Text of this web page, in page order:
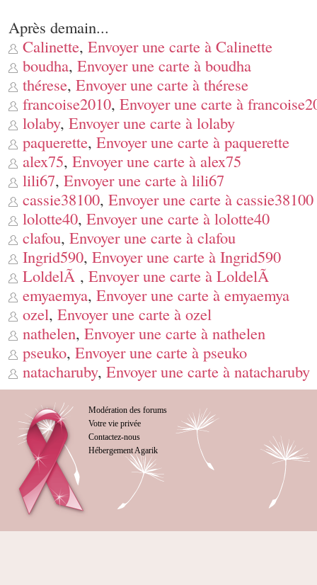
Après demain...
Calinette, Envoyer une carte à Calinette
boudha, Envoyer une carte à boudha
thérese, Envoyer une carte à thérese
francoise2010, Envoyer une carte à
lolaby, Envoyer une carte à lolaby
paquerette, Envoyer une carte à paquerette
alex75, Envoyer une carte à alex75
lili67, Envoyer une carte à lili67
cassie38100, Envoyer une carte à cassie38100
lolotte40, Envoyer une carte à lolotte40
clafou, Envoyer une carte à clafou
Ingrid590, Envoyer une carte à Ingrid590
LoldelÃ , Envoyer une carte à LoldelÃ
emyaemya, Envoyer une carte à emyaemya
ozel, Envoyer une carte à ozel
nathelen, Envoyer une carte à nathelen
pseuko, Envoyer une carte à pseuko
natacharuby, Envoyer une carte à natacharuby
Modération des forums
Votre vie privée
Contactez-nous
Hébergement Agarik